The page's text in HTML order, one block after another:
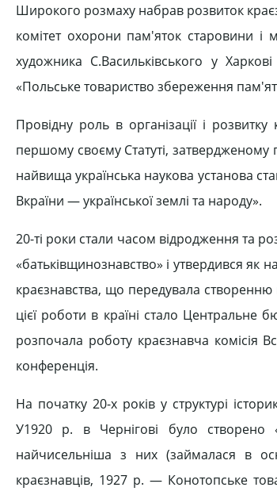
Широкого розмаху набрав розвиток
комітет охорони пам'яток старовини і
художника С.Васильківського у
«Польське товариство збереження
Провідну роль в організації і
першому своєму Статуті,
найвища українська наукова установа
Вкраїни — української землі та народу».
20-ті роки стали часом відродження та
«батьківщинознавство» і утвердився як
краєзнавства, що передувала
цієї роботи в країні стало Центральне
розпочала роботу краєзнавча комісія
конференція.
На початку 20-х років у структурі
У1920 р. в Чернігові було створено
найчисельніша з них (займалася в
краєзнавців, 1927 р. — Конотопське